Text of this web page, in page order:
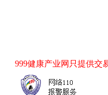
999健康产业网 只提供交